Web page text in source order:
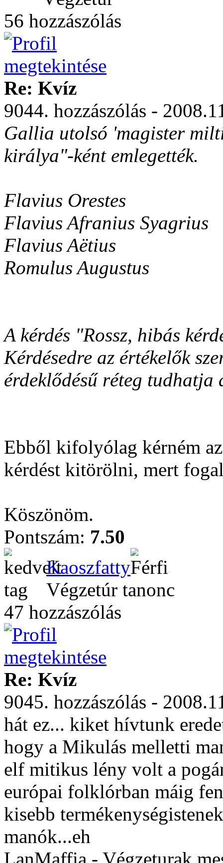
56 hozzászólás
Re: Kvíz
9044. hozzászólás -
Gallia utolsó 'magister
királya"-ként emlegették.
Flavius Orestes
Flavius Afranius Syagrius
Flavius Aëtius
Romulus Augustus
A kérdés "Rossz, hibás
Kérdésedre az értékelők
érdeklődésű réteg tudhatja
Ebből kifolyólag kérném
kérdést kitörölni, mert
Köszönöm.
Pontszám: 7.50
Kaoszfatty
Végzetúr tanonc
47 hozzászólás
Re: Kvíz
9045. hozzászólás -
hát ez... kiket hívtunk
hogy a Mikulás melletti
elf mitikus lény volt a
európai folklórban máig
kisebb
manók...eh